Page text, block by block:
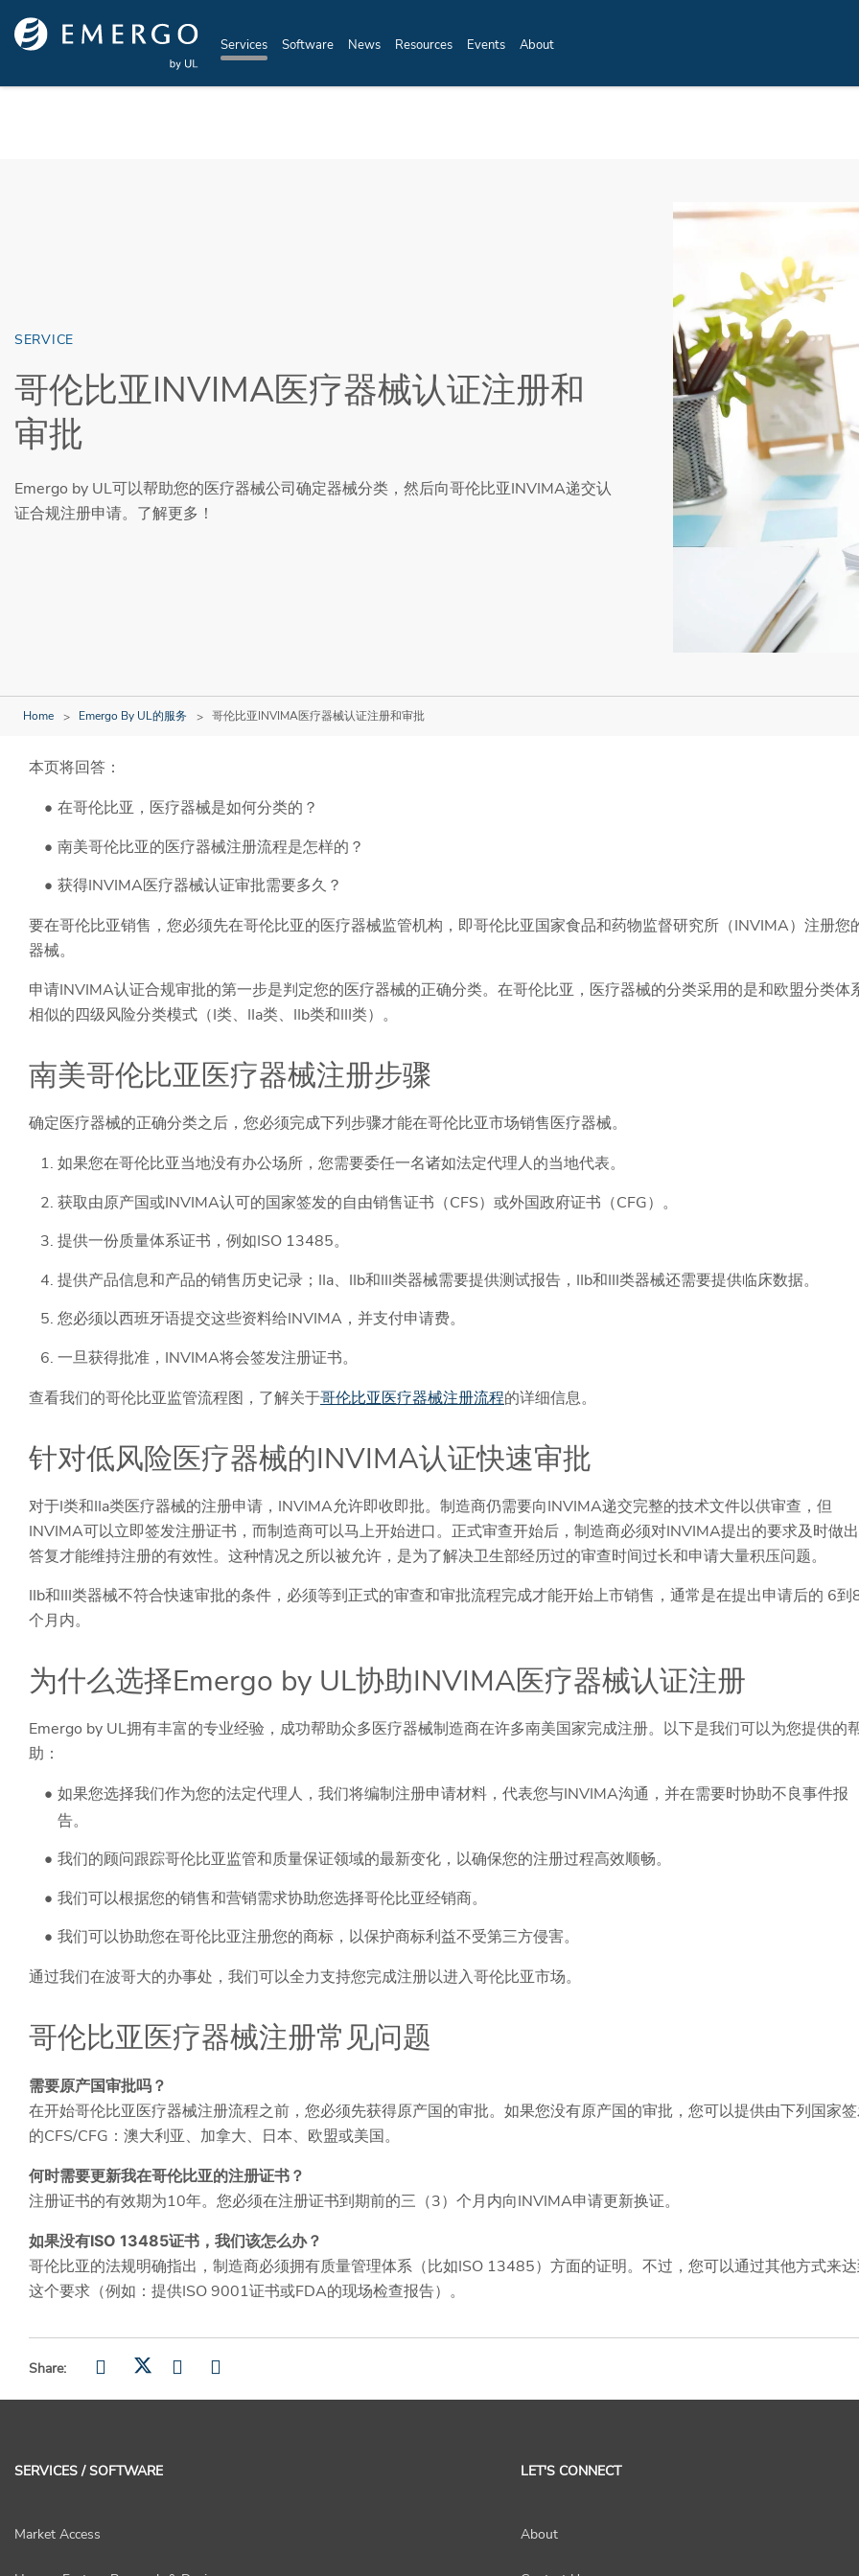
Skip to main content
Services Software News Resources Events About
SERVICE
哥伦比亚INVIMA医疗器械认证注册和
审批
Emergo by UL可以帮助您的医疗器械公司确定器械分类，然后向哥伦比亚INVIMA递交认
证合规注册申请。了解更多！
Home Emergo By UL的服务 哥伦比亚INVIMA医疗器械认证注册和审批
本页将回答：
在哥伦比亚，医疗器械是如何分类的？
南美哥伦比亚的医疗器械注册流程是怎样的？
获得INVIMA医疗器械认证审批需要多久？
要在哥伦比亚销售，您必须先在哥伦比亚的医疗器械监管机构，即哥伦比亚国家食品和药物监督研究所（INVIMA）注册您
器械。
申请INVIMA认证合规审批的第一步是判定您的医疗器械的正确分类。在哥伦比亚，医疗器械的分类采用的是和欧盟分类体
相似的四级风险分类模式（I类、IIa类、IIb类和III类）。
南美哥伦比亚医疗器械注册步骤
确定医疗器械的正确分类之后，您必须完成下列步骤才能在哥伦比亚市场销售医疗器械。
如果您在哥伦比亚当地没有办公场所，您需要委任一名诸如法定代理人的当地代表。
获取由原产国或INVIMA认可的国家签发的自由销售证书（CFS）或外国政府证书（CFG）。
提供一份质量体系证书，例如ISO 13485。
提供产品信息和产品的销售历史记录；IIa、IIb和III类器械需要提供测试报告，IIb和III类器械还需要提供临床数据。
您必须以西班牙语提交这些资料给INVIMA，并支付申请费。
一旦获得批准，INVIMA将会签发注册证书。
查看我们的哥伦比亚监管流程图，了解关于哥伦比亚医疗器械注册流程的详细信息。
针对低风险医疗器械的INVIMA认证快速审批
对于I类和IIa类医疗器械的注册申请，INVIMA允许即收即批。制造商仍需要向INVIMA递交完整的技术文件以供审查，但
INVIMA可以立即签发注册证书，而制造商可以马上开始进口。正式审查开始后，制造商必须对INVIMA提出的要求及时做出
答复才能维持注册的有效性。这种情况之所以被允许，是为了解决卫生部经历过的审查时间过长和申请大量积压问题。
IIb和III类器械不符合快速审批的条件，必须等到正式的审查和审批流程完成才能开始上市销售，通常是在提出申请后的 6到
个月内。
为什么选择Emergo by UL协助INVIMA医疗器械认证注册
Emergo by UL拥有丰富的专业经验，成功帮助众多医疗器械制造商在许多南美国家完成注册。以下是我们可以为您提供的
助：
如果您选择我们作为您的法定代理人，我们将编制注册申请材料，代表您与INVIMA沟通，并在需要时协助不良事件报
告。
我们的顾问跟踪哥伦比亚监管和质量保证领域的最新变化，以确保您的注册过程高效顺畅。
我们可以根据您的销售和营销需求协助您选择哥伦比亚经销商。
我们可以协助您在哥伦比亚注册您的商标，以保护商标利益不受第三方侵害。
通过我们在波哥大的办事处，我们可以全力支持您完成注册以进入哥伦比亚市场。
哥伦比亚医疗器械注册常见问题
需要原产国审批吗？
在开始哥伦比亚医疗器械注册流程之前，您必须先获得原产国的审批。如果您没有原产国的审批，您可以提供由下列国家
的CFS/CFG：澳大利亚、加拿大、日本、欧盟或美国。
何时需要更新我在哥伦比亚的注册证书？
注册证书的有效期为10年。您必须在注册证书到期前的三（3）个月内向INVIMA申请更新换证。
如果没有ISO 13485证书，我们该怎么办？
哥伦比亚的法规明确指出，制造商必须拥有质量管理体系（比如ISO 13485）方面的证明。不过，您可以通过其他方式来
这个要求（例如：提供ISO 9001证书或FDA的现场检查报告）。
Share:
SERVICES / SOFTWARE
Market Access
LET'S CONNECT
About